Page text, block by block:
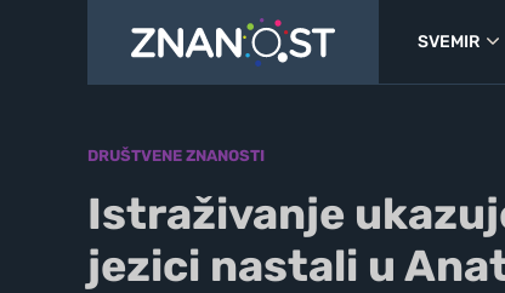
SVEMIR
DRUŠTVENE ZNANOSTI
Istraživanje
jezici nastali u